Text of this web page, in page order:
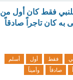
للنبي فقط كان أول من
به كان تاجراً صادقاً
فقط أول
أسلم
صادقاً وأميناً